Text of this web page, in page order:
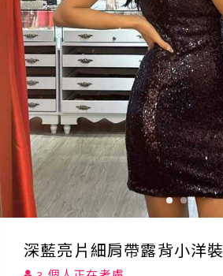
深藍亮片細肩帶露背小洋裝